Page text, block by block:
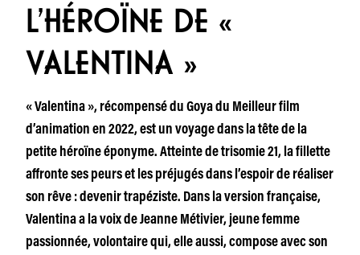
L’HÉROÏNE DE «
VALENTINA »
« Valentina », récompensé du Goya du Meilleur film
d’animation en 2022, est un voyage dans la tête de la
petite héroïne éponyme. Atteinte de trisomie 21, la fillette
affronte ses peurs et les préjugés dans l’espoir de réaliser
son rêve : devenir trapéziste. Dans la version française,
Valentina a la voix de Jeanne Métivier, jeune femme
passionnée, volontaire qui, elle aussi, compose avec son